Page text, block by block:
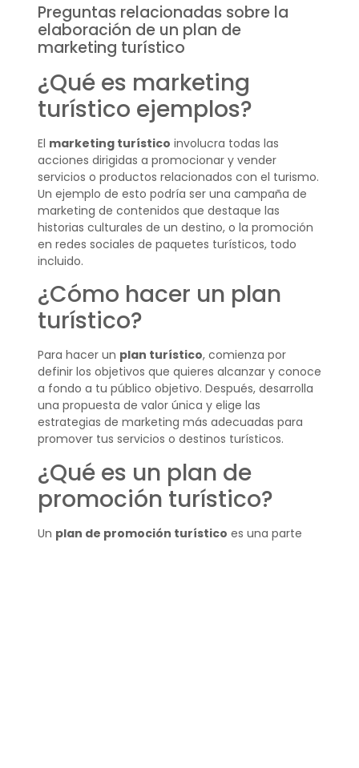
Preguntas relacionadas sobre la
elaboración de un plan de
marketing turístico
¿Qué es marketing
turístico ejemplos?
El marketing turístico involucra todas las
acciones dirigidas a promocionar y vender
servicios o productos relacionados con el turismo.
Un ejemplo de esto podría ser una campaña de
marketing de contenidos que destaque las
historias culturales de un destino, o la promoción
en redes sociales de paquetes turísticos, todo
incluido.
¿Cómo hacer un plan
turístico?
Para hacer un plan turístico, comienza por
definir los objetivos que quieres alcanzar y conoce
a fondo a tu público objetivo. Después, desarrolla
una propuesta de valor única y elige las
estrategias de marketing más adecuadas para
promover tus servicios o destinos turísticos.
¿Qué es un plan de
promoción turístico?
Un plan de promoción turístico es una parte